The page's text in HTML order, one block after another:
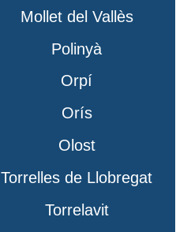
Mollet del Vallès
Polinyà
Orpí
Orís
Olost
Torrelles de Llobregat
Torrelavit